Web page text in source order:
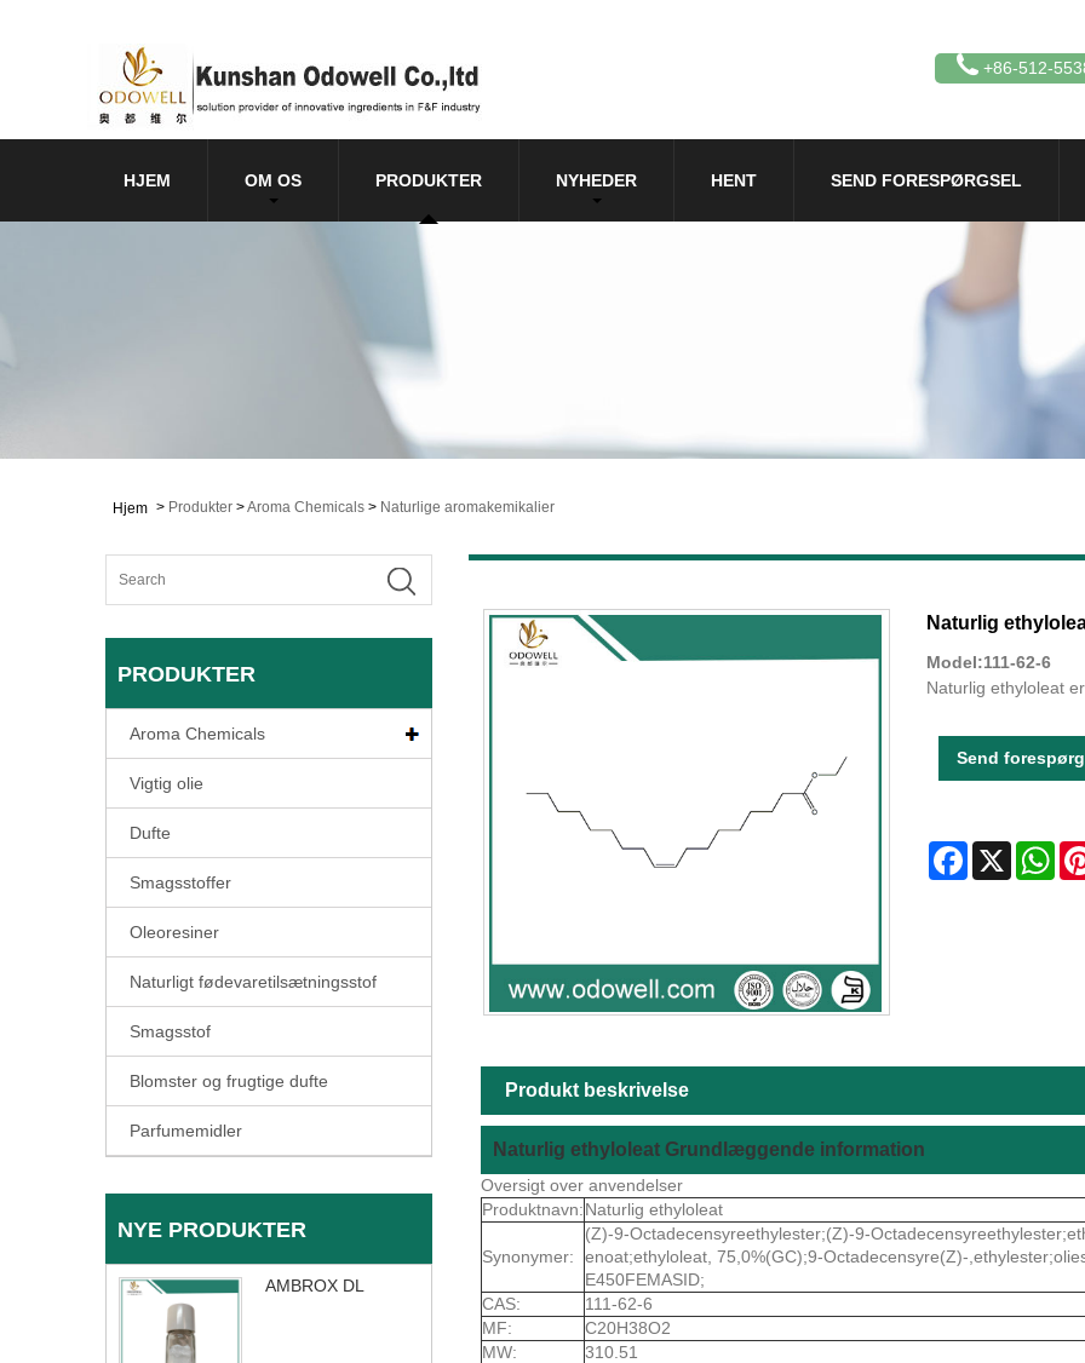
+86-512-
HJEM OM OS PRODUKTER NYHEDER HENT SEND FORESPØRGSEL
Hjem > Produkter >Aroma Chemicals > Naturlige aromakemikalier
PRODUKTER
Aroma Chemicals
Vigtig olie
Dufte
Smagsstoffer
Oleoresiner
Naturligt fødevaretilsætningsstof
Smagsstof
Blomster og frugtige dufte
Parfumemidler
NYE PRODUKTER
AMBROX DL
Naturlig
Model:111-62-6
Naturlig ethyloleat
Send
Facebook
X
Produkt beskrivelse
Naturlig ethyloleat Grundlæggende information
Oversigt over anvendelser
Produktnavn:Naturlig ethyloleat
Synonymer:
(Z)-9-Octadecensyreethylester;(Z)-9-
enoat;ethyloleat, 75,0%(GC);9-Octadecensyre(Z)-
E450FEMASID;
CAS:
111-62-6
MF:
C20H38O2
MW:
310.51